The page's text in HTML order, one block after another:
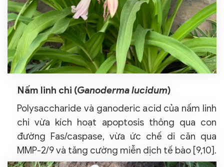
Nấm linh chi (Ganoderma lucidum)
Polysaccharide và ganoderic acid của nấm linh
chi vừa kích hoạt apoptosis thông qua con
đường Fas/caspase, vừa ức chế di căn qua
MMP-2/9 và tăng cường miễn dịch tế bào [9,10].